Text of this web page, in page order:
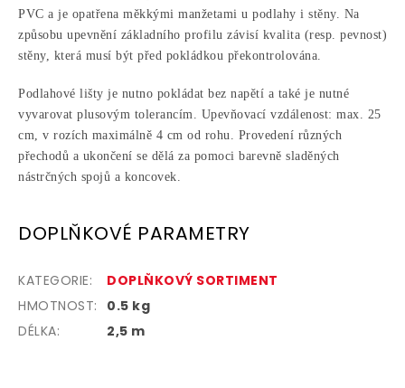
PVC a je opatřena měkkými manžetami u podlahy i stěny. Na
způsobu upevnění základního profilu závisí kvalita (resp. pevnost)
stěny, která musí být před pokládkou překontrolována.
Podlahové lišty je nutno pokládat bez napětí a také je nutné
vyvarovat plusovým tolerancím. Upevňovací vzdálenost: max. 25
cm, v rozích maximálně 4 cm od rohu. Provedení různých
přechodů a ukončení se dělá za pomoci barevně sladěných
nástrčných spojů a koncovek.
DOPLŇKOVÉ PARAMETRY
KATEGORIE:
DOPLŇKOVÝ SORTIMENT
HMOTNOST:
0.5 kg
DÉLKA:
2,5 m